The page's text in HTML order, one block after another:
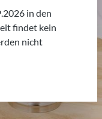
in den
findet kein
nicht